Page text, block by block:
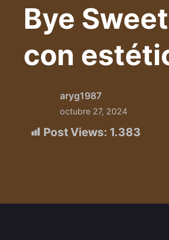
Bye
con
octubre 27, 2024
aryg1987
Post Views: 1.383